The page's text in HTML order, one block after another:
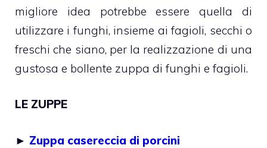
migliore idea potrebbe essere quella di
utilizzare i funghi, insieme ai fagioli, secchi o
freschi che siano, per la realizzazione di una
gustosa e bollente zuppa di funghi e fagioli.
LE ZUPPE
► Zuppa casereccia di porcini